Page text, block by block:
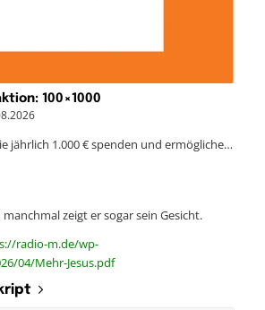
100×1000
jährlich 1.000 € spenden und ermögliche…
zeigt er sogar sein Gesicht.
radio-m.de/wp-
04/Mehr-Jesus.pdf